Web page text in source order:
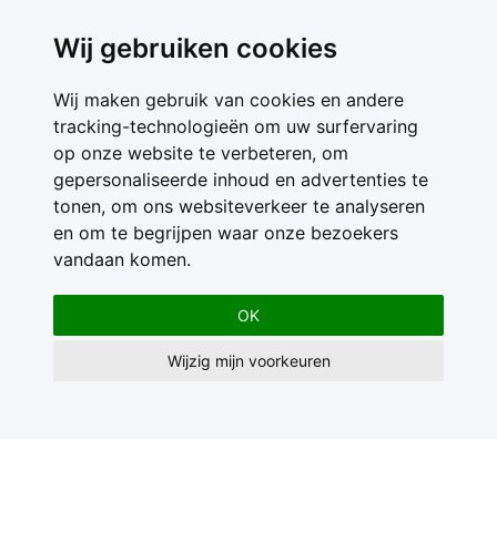
Wij gebruiken cookies
Wij maken gebruik van cookies en andere
tracking-technologieën om uw surfervaring
op onze website te verbeteren, om
gepersonaliseerde inhoud en advertenties te
tonen, om ons websiteverkeer te analyseren
en om te begrijpen waar onze bezoekers
vandaan komen.
OK
Wijzig mijn voorkeuren